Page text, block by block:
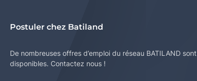
Postuler chez Batiland
De nombreuses offres d’emploi du réseau BATILAND sont
disponibles. Contactez nous !